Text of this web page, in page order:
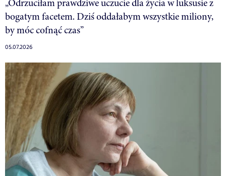
bogatym facetem. Dziś oddałabym wszystkie miliony,
by móc cofnąć czas”
05.07.2026